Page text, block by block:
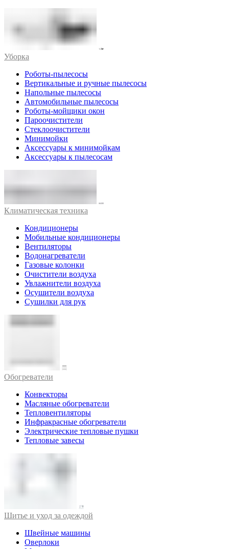
Уборка
Роботы-пылесосы
Вертикальные и ручные пылесосы
Напольные пылесосы
Автомобильные пылесосы
Роботы-мойщики окон
Пароочистители
Стеклоочистители
Минимойки
Аксессуары к минимойкам
Аксессуары к пылесосам
Климатическая техника
Кондиционеры
Мобильные кондиционеры
Вентиляторы
Водонагреватели
Газовые колонки
Очистители воздуха
Увлажнители воздуха
Осушители воздуха
Сушилки для рук
Обогреватели
Конвекторы
Масляные обогреватели
Тепловентиляторы
Инфракрасные обогреватели
Электрические тепловые пушки
Тепловые завесы
Шитье и уход за одеждой
Швейные машины
Оверлоки